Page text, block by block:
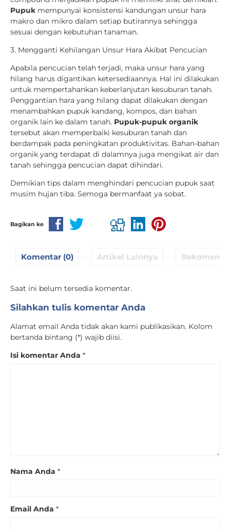
Pupuk mempunyai konsistensi kandungan unsur hara
makro dan mikro dalam setiap butirannya sehingga
sesuai dengan kebutuhan tanaman.
3. Mengganti Kehilangan Unsur Hara Akibat Pencucian
Apabila pencucian telah terjadi, maka unsur hara yang
hilang harus digantikan ketersediaannya. Hal ini dilakukan
untuk mempertahankan keberlanjutan kesuburan tanah.
Penggantian hara yang hilang dapat dilakukan dengan
menambahkan pupuk kandang, kompos, dan bahan
organik lain ke dalam tanah. Pupuk-pupuk organik
tersebut akan memperbaiki kesuburan tanah dan
berdampak pada peningkatan produktivitas. Bahan-bahan
organik yang terdapat di dalamnya juga mengikat air dan
tanah sehingga pencucian dapat dihindari.
Demikian tips dalam menghindari pencucian pupuk saat
musim hujan tiba. Semoga bermanfaat ya sobat.
Bagikan ke
Komentar (0) Artikel Lainnya
Saat ini belum tersedia komentar.
Silahkan tulis komentar Anda
Alamat email Anda tidak akan kami publikasikan. Kolom
bertanda bintang (*) wajib diisi.
Isi komentar Anda *
Nama Anda *
Email Anda *